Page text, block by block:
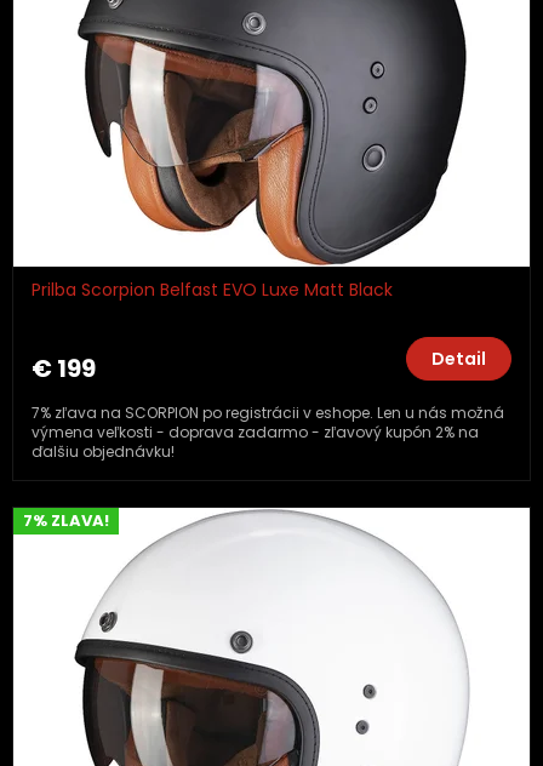
Prilba Scorpion Belfast EVO Luxe Matt Black
€ 199 Detail
7% zľava na SCORPION po registrácii v eshope. Len u nás možná
výmena veľkosti - doprava zadarmo - zľavový kupón 2% na
ďalšiu objednávku!
7% ZLAVA!